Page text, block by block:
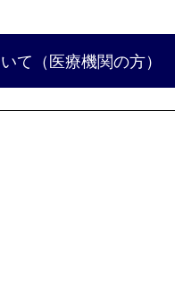
て （医療機関の方）